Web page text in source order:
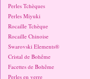
Perles Tchèques
Perles Miyuki
Rocaille Tchèque
Rocaille Chinoise
Swarovski Elements®
Cristal de Bohême
Facettes de Bohême
Perles en verre